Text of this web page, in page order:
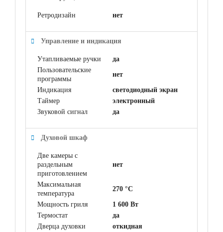
Ретродизайн нет
Управление и индикация
Утапливаемые ручки
да
Пользовательские
программы
нет
Индикация
светодиодный экран
Таймер
электронный
Звуковой сигнал
да
Духовой шкаф
Две камеры с
раздельным
приготовлением
нет
Максимальная
температура
270 °C
Мощность гриля
1 600 Вт
Термостат
да
Дверца духовки
откидная